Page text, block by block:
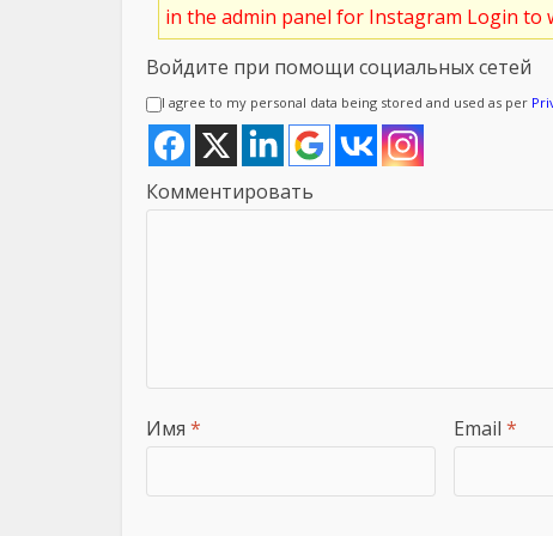
in the admin panel for Instagram Login to
Войдите при помощи социальных сетей
I agree to my personal data being stored and used as per
Комментировать
Имя * Email *